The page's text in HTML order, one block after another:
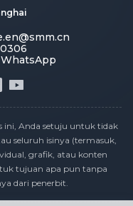
ini, Anda setuju untuk tidak
seluruh isinya (termasuk,
grafik, atau konten
tujuan apa pun tanpa
dari penerbit.